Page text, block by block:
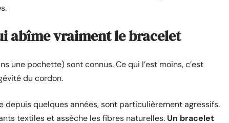
abîme vraiment le bracelet
une pochette) sont connus. Ce qui l’est moins, c’est
du cordon.
depuis quelques années, sont particulièrement agressifs.
textiles et assèche les fibres naturelles. Un bracelet